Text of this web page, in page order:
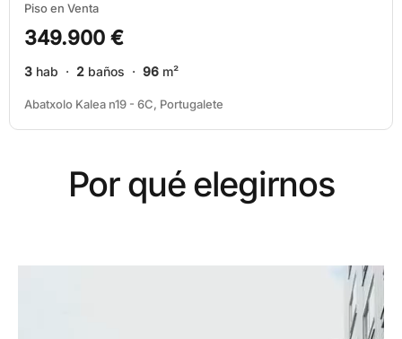
Piso en Venta
349.900 €
3 hab · 2 baños · 96 m²
Abatxolo Kalea n19 - 6C, Portugalete
Por qué elegirnos